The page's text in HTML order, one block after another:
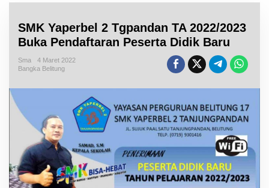
SMK Yaperbel 2 Tgpandan TA 2022/2023
Buka Pendaftaran Peserta Didik Baru
Sma
4 Maret 2022
Bangka Belitung